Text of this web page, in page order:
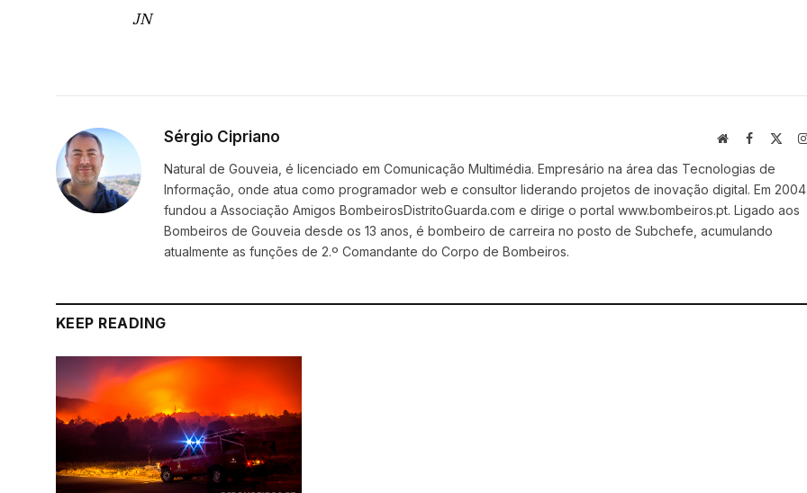
JN
Sérgio Cipriano WebsiteFacebook
Natural de Gouveia, é licenciado em Comunicação Multimédia. Empresário na área das Tecnologias de
Informação, onde atua como programador web e consultor liderando projetos de inovação digital. Em 2004
fundou a Associação Amigos BombeirosDistritoGuarda.com e dirige o portal www.bombeiros.pt. Ligado aos
Bombeiros de Gouveia desde os 13 anos, é bombeiro de carreira no posto de Subchefe, acumulando
atualmente as funções de 2.º Comandante do Corpo de Bombeiros.
KEEP READING